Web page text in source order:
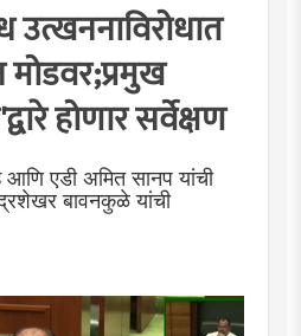
उत्खननाविरोधात
होणार सर्वेक्षण
एडी अमित सानप यांची
बावनकुळे यांची